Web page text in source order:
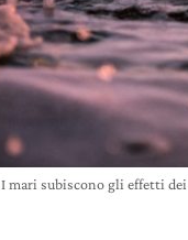
I mari subiscono gli effetti